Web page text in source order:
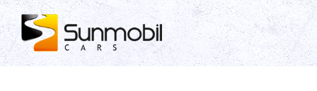
Skip
to
content